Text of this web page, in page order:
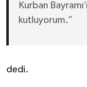
Kurban
kutluyorum.”
dedi.